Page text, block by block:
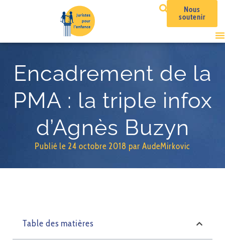
Nous
soutenir
Encadrement de la
PMA : la triple infox
d’Agnès Buzyn
Publié le 24 octobre 2018 par AudeMirkovic
Table des matières